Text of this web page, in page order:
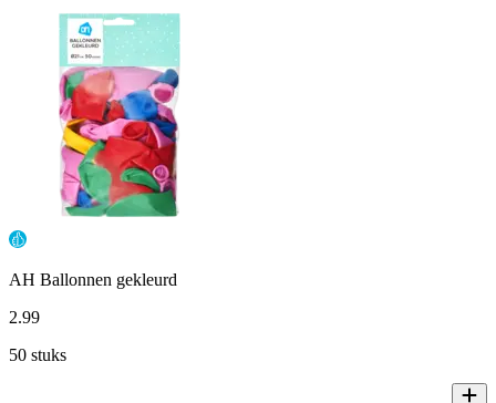
AH Ballonnen gekleurd
2.99
50 stuks